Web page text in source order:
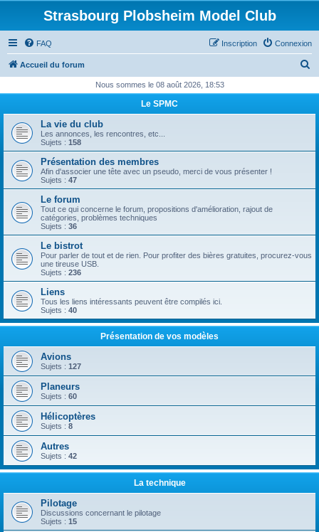
Strasbourg Plobsheim Model Club
FAQ Connexion
Inscription
Accueil du forum
h
r
Nous sommes le 08 août 2026, 18:53
Le SPMC
La vie du club
Les annonces, les rencontres, etc...
Sujets : 158
Présentation des membres
Afin d'associer une tête avec un pseudo, merci de vous présenter !
Sujets : 47
Le forum
Tout ce qui concerne le forum, propositions d'amélioration, rajout de
catégories, problèmes techniques
Sujets : 36
Le bistrot
Pour parler de tout et de rien. Pour profiter des bières gratuites, procurez-vous
une tireuse USB.
Sujets : 236
Liens
Tous les liens intéressants peuvent être compilés ici.
Sujets : 40
Présentation de vos modèles
Avions
Sujets : 127
Planeurs
Sujets : 60
Hélicoptères
Sujets : 8
Autres
Sujets : 42
La technique
Pilotage
Discussions concernant le pilotage
Sujets : 15